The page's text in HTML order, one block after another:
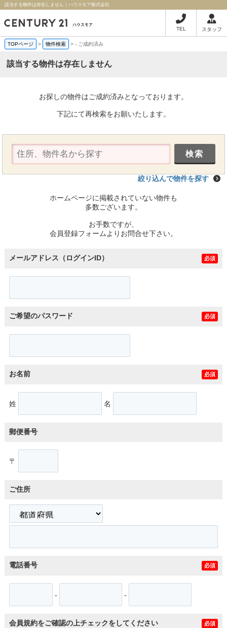
該当する物件は存在しません｜ハウスモア株式会社
TEL スタッフ
TOPページ > 物件検索 >- ご成約済み
該当する物件は存在しません
お探しの物件はご成約済みとなっております。
下記にて再検索をお願いたします。
絞り込んで物件を探す
ホームページに掲載されていない物件も
多数ございます。
お手数ですが、
会員登録フォームよりお問合せ下さい。
メールアドレス（ログインID） 必須
ご希望のパスワード 必須
お名前 必須
姓 名
郵便番号
〒
ご住所
電話番号 必須
- -
会員規約をご確認の上チェックをしてください 必須